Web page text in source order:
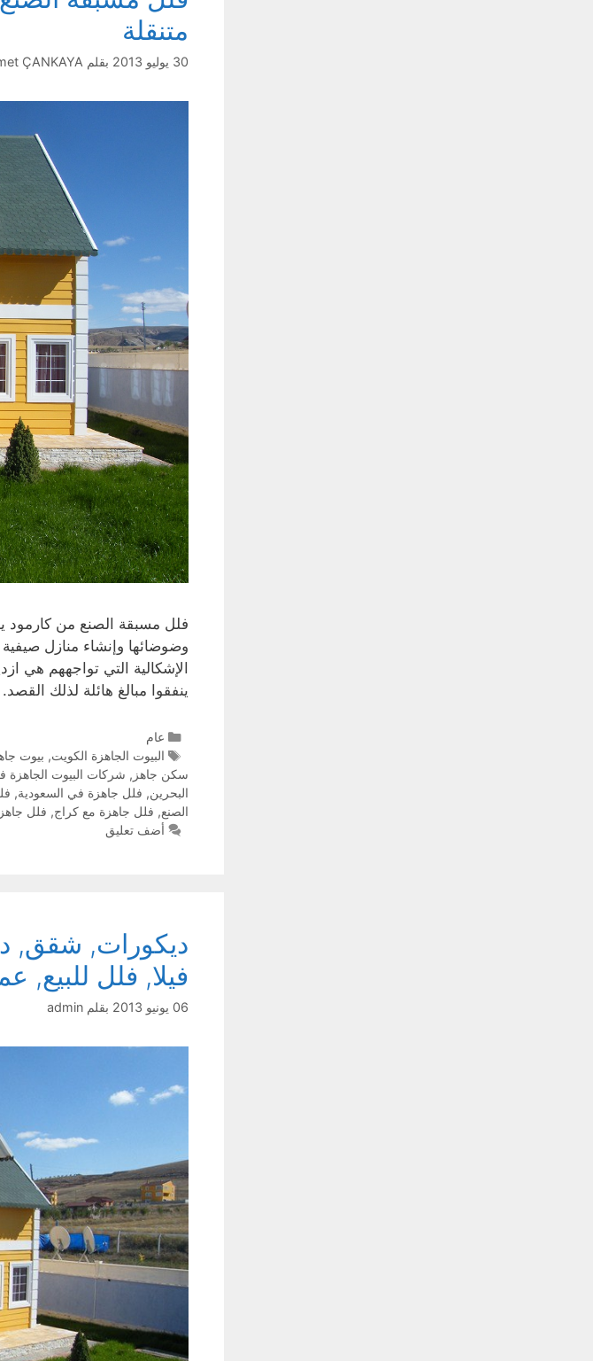
متنقلة
30 يوليو 2013 بقلم ÇANKAYA
فلل مسبقة الصنع من كارمود
وضوضائها وإنشاء منازل
الإشكالية التي تواجههم هي
ينفقوا مبالغ هائلة لذلك
عام
البيوت الجاهزة الكويت, بيوت
سكن جاهز , شركات البيوت الجاهزة
البحرين, فلل جاهزة في السعودية,
الصنع, فلل جاهزة مع كراج, فلل
أضف تعليق
ديكورات, شقق,
فيلا, فلل للبيع,
06 يونيو 2013 بقلم admin